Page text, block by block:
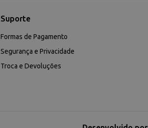
Suporte
Formas de Pagamento
Segurança e Privacidade
Troca e Devoluções